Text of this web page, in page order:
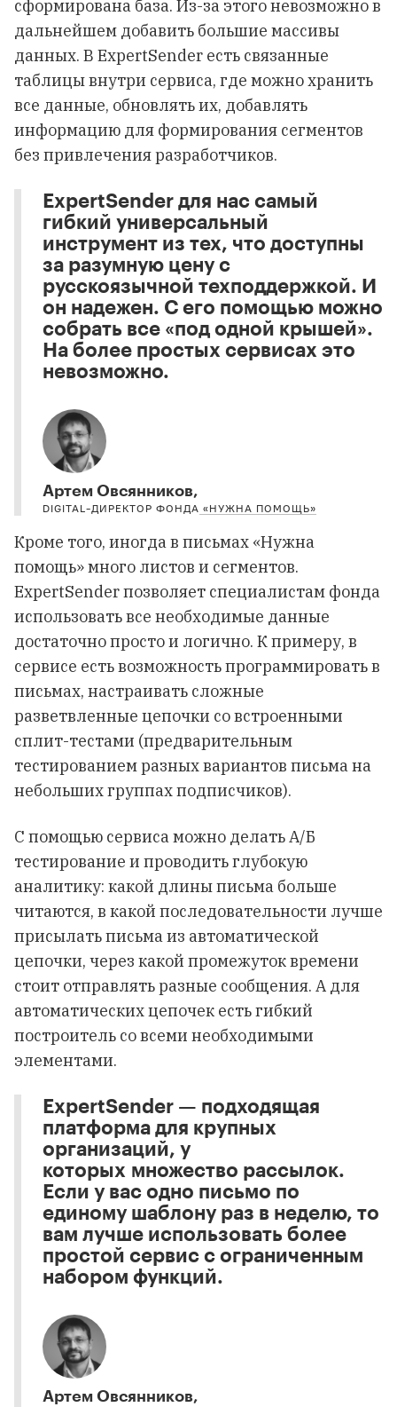
сформирована база. Из-за этого невозможно в
дальнейшем добавить большие массивы
данных. В ExpertSender есть связанные
таблицы внутри сервиса, где можно хранить
все данные, обновлять их, добавлять
информацию для формирования сегментов
без привлечения разработчиков.
ExpertSender для нас самый
гибкий универсальный
инструмент из тех, что доступны
за разумную цену с
русскоязычной техподдержкой. И
он надежен. С его помощью можно
собрать все «под одной крышей».
На более простых сервисах это
невозможно.
Артем Овсянников,
DIGITAL-ДИРЕКТОР ФОНДА «НУЖНА ПОМОЩЬ»
Кроме того, иногда в письмах «Нужна
помощь» много листов и сегментов.
ExpertSender позволяет специалистам фонда
использовать все необходимые данные
достаточно просто и логично. К примеру, в
сервисе есть возможность программировать в
письмах, настраивать сложные
разветвленные цепочки со встроенными
сплит-тестами (предварительным
тестированием разных вариантов письма на
небольших группах подписчиков).
С помощью сервиса можно делать А/Б
тестирование и проводить глубокую
аналитику: какой длины письма больше
читаются, в какой последовательности лучше
присылать письма из автоматической
цепочки, через какой промежуток времени
стоит отправлять разные сообщения. А для
автоматических цепочек есть гибкий
построитель со всеми необходимыми
элементами.
ExpertSender — подходящая
платформа для крупных
организаций, у
которых множество рассылок.
Если у вас одно письмо по
единому шаблону раз в неделю, то
вам лучше использовать более
простой сервис с ограниченным
набором функций.
Артем Овсянников,